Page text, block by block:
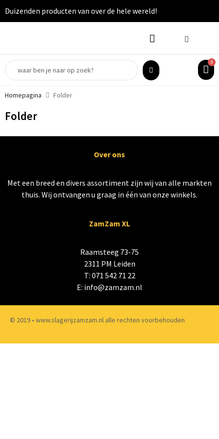
Duizenden producten van over de hele wereld!
0
Homepagina Folder
Folder
Over ons
Met een breed en divers assortiment zijn wij van alle markten
thuis. Wij ontvangen u graag in één van onze winkels.
ZamZam XL
Raamsteeg 73-75
2311 PM Leiden
T: 071 542 71 22
E: info@zamzam.nl
© 2019 • www.slagerijzamzam.nl alle rechten voorbehouden